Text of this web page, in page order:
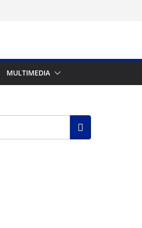
MULTIMEDIA